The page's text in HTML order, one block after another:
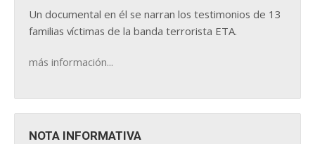
Un documental en él se narran los testimonios de 13
familias víctimas de la banda terrorista ETA.
más información...
NOTA INFORMATIVA